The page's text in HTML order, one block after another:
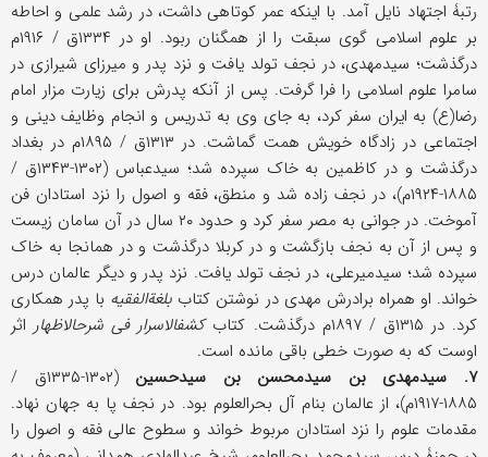
رتبۀ اجتهاد نایل آمد. با اینکه عمر کوتاهی داشت، در رشد علمی و احاطه
بر علوم اسلامی گوی سبقت را از همگنان ربود. او در ۱۳۳۴ق / ۱۹۱۶م
درگذشت؛ سیدمهدی، در نجف تولد یافت و نزد پدر و میرزای شیرازی در
سامرا علوم اسلامی را فرا گرفت. پس از آنکه پدرش برای زیارت مزار امام
رضا(ع) به ایران سفر کرد، به جای وی به تدریس و انجام وظایف دینی و
اجتماعی در زادگاه خویش همت گماشت. در ۱۳۱۳ق / ۱۸۹۵م در بغداد
درگذشت و در کاظمین به خاک سپرده شد؛ سیدعباس (۱۳۰۲-۱۳۴۳ق /
۱۸۸۵-۱۹۲۴م)، در نجف زاده شد و منطق، فقه و اصول را نزد استادان فن
آموخت. در جوانی به مصر سفر کرد و حدود ۲۰ سال در آن سامان زیست
و پس از آن به نجف بازگشت و در کربلا درگذشت و در همانجا به خاک
سپرده شد؛ سیدمیرعلی، در نجف تولد یافت. نزد پدر و دیگر عالمان درس
خواند. او همراه برادرش مهدی در نوشتن کتاب بلغةالفقیه با پدر همکاری
کرد. در ۱۳۱۵ق / ۱۸۹۷م درگذشت. کتاب
کشف‎الاسرار ‎فی شرح‎الاظهار
اثر
اوست که به صورت خطی باقی ‎مانده است.
۷. سیدمهدی بن سیدمحسن بن سیدحسین
(۱۳۰۲-۱۳۳۵ق /
۱۸۸۵-۱۹۱۷م)، از عالمان بنام آل بحرالعلوم بود. در نجف پا به جهان نهاد.
مقدمات علوم را نزد استادان مربوط خواند و سطوح عالی فقه و اصول را